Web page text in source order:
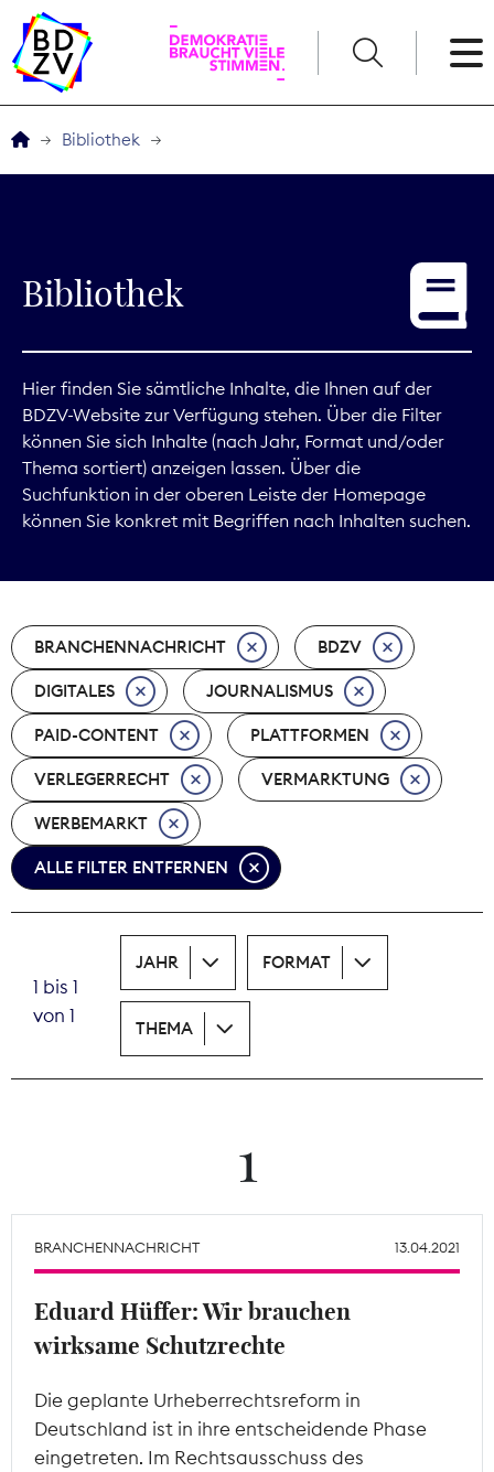
Service
Digitales
Kommunikation
Marktdaten
Nachhaltigkeit
Nachwuchs
Nova Award
Pressefreiheit
Print
Theodor-Wolff-Preis
Bibliothek
Bibliothek
Hier finden Sie sämtliche Inhalte, die Ihnen auf der
BDZV-Website zur Verfügung stehen. Über die Filter
können Sie sich Inhalte (nach Jahr, Format und/oder
Thema sortiert) anzeigen lassen. Über die
Suchfunktion in der oberen Leiste der Homepage
können Sie konkret mit Begriffen nach Inhalten suchen.
BRANCHENNACHRICHT BDZV
DIGITALES JOURNALISMUS
PAID-CONTENT PLATTFORMEN
VERLEGERRECHT VERMARKTUNG
WERBEMARKT
ALLE FILTER ENTFERNEN
1 bis 1
von 1
JAHR FORMAT
THEMA
1
BRANCHENNACHRICHT 13.04.2021
Eduard Hüffer: Wir brauchen
wirksame Schutzrechte
Die geplante Urheberrechtsreform in
Deutschland ist in ihre entscheidende Phase
eingetreten. Im Rechtsausschuss des